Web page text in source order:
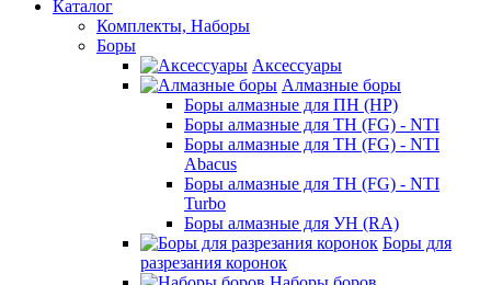
Каталог
Комплекты, Наборы
Боры
Аксессуары
Алмазные боры
Боры алмазные для ПН (HP)
Боры алмазные для ТН (FG) - NTI
Боры алмазные для ТН (FG) - NTI
Abacus
Боры алмазные для ТН (FG) - NTI
Turbo
Боры алмазные для УН (RA)
Боры для
разрезания коронок